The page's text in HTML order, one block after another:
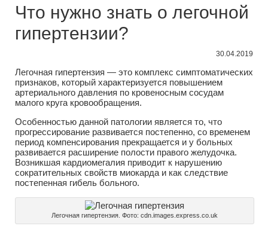
Что нужно знать о легочной
гипертензии?
30.04.2019
Легочная гипертензия — это комплекс симптоматических
признаков, который характеризуется повышением
артериального давления по кровеносным сосудам
малого круга кровообращения.
Особенностью данной патологии является то, что
прогрессирование развивается постепенно, со временем
период компенсирования прекращается и у больных
развивается расширение полости правого желудочка.
Возникшая кардиомегалия приводит к нарушению
сократительных свойств миокарда и как следствие
постепенная гибель больного.
Легочная гипертензия. Фото: cdn.images.express.co.uk